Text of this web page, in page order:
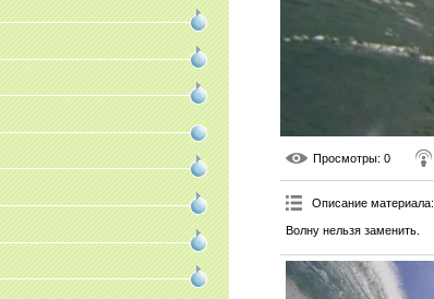
Просмотры: 0
Описание материала:
Волну нельзя заменить.